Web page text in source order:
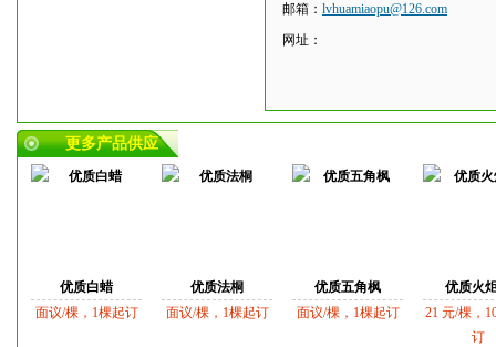
邮箱： lvhuamiaopu@126.com
网址：
更多产品供应
优质白蜡
面议/棵，1棵起订
优质法桐
面议/棵，1棵起订
优质五角枫
面议/棵，1棵起订
优质火
21 元/棵，
订